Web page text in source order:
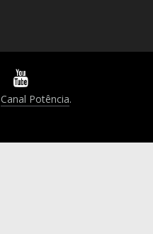
Canal Potência.